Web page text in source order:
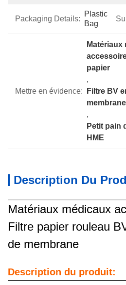
Packaging Details:
Plastic
Bag
Mettre en évidence:
Matériaux
papier
,
Filtre BV
membrane
,
Petit pain
HME
Description Du
Matériaux médicaux
Filtre papier rouleau
de membrane
Description du produit: